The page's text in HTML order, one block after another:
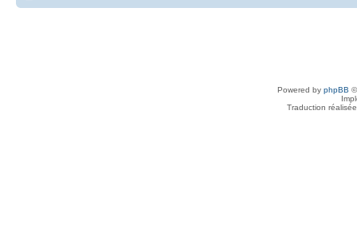
Powered by phpBB
Traduction